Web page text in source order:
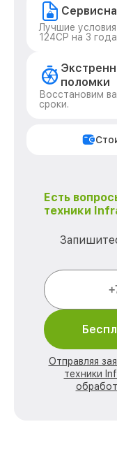
Лучшие
124CP на 3
поломки
Восстановим
сроки.
Есть
техники
Отправляя
техники